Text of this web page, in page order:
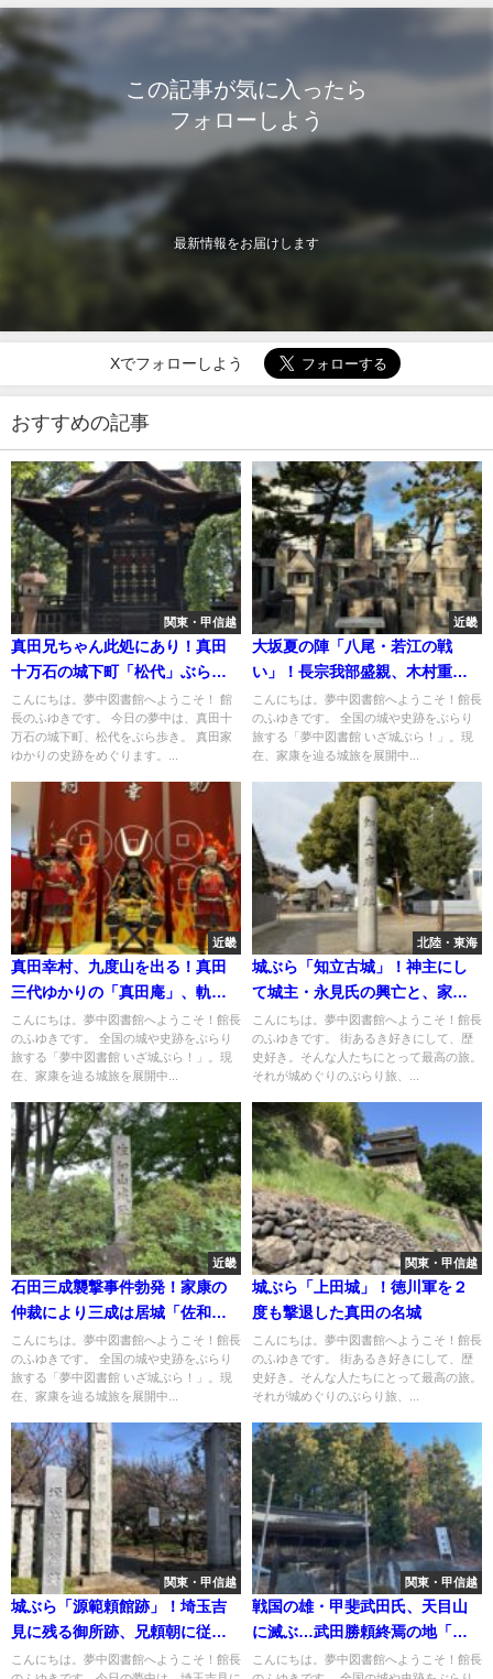
この記事が気に入ったら
フォローしよう
最新情報をお届けします
Xでフォローしよう
おすすめの記事
関東・甲信越
真田兄ちゃん此処にあり！真田
十万石の城下町「松代」ぶら歩
き
こんにちは。夢中図書館へようこそ！ 館
長のふゆきです。 今日の夢中は、真田十
万石の城下町、松代をぶら歩き。 真田家
ゆかりの史跡をめぐります。...
近畿
大坂夏の陣「八尾・若江の戦
い」！長宗我部盛親、木村重
成、最後の戦い跡へ
こんにちは。夢中図書館へようこそ！館長
のふゆきです。 全国の城や史跡をぶらり
旅する「夢中図書館 いざ城ぶら！」。現
在、家康を辿る城旅を展開中...
近畿
真田幸村、九度山を出る！真田
三代ゆかりの「真田庵」、軌跡
を辿る「九度山・真田ミュージ
アム」
こんにちは。夢中図書館へようこそ！館長
のふゆきです。 全国の城や史跡をぶらり
旅する「夢中図書館 いざ城ぶら！」。現
在、家康を辿る城旅を展開中...
北陸・東海
城ぶら「知立古城」！神主にし
て城主・永見氏の興亡と、家康
の側室「於万の方」ゆかりの地
こんにちは。夢中図書館へようこそ！館長
のふゆきです。 街あるき好きにして、歴
史好き。そんな人たちにとって最高の旅。
それが城めぐりのぶらり旅、...
近畿
石田三成襲撃事件勃発！家康の
仲裁により三成は居城「佐和山
城」へ…
こんにちは。夢中図書館へようこそ！館長
のふゆきです。 全国の城や史跡をぶらり
旅する「夢中図書館 いざ城ぶら！」。現
在、家康を辿る城旅を展開中...
関東・甲信越
城ぶら「上田城」！徳川軍を２
度も撃退した真田の名城
こんにちは。夢中図書館へようこそ！館長
のふゆきです。 街あるき好きにして、歴
史好き。そんな人たちにとって最高の旅。
それが城めぐりのぶらり旅、...
関東・甲信越
城ぶら「源範頼館跡」！埼玉吉
見に残る御所跡、兄頼朝に従順
を貫いた武将の悲運
こんにちは。夢中図書館へようこそ！館長
関東・甲信越
戦国の雄・甲斐武田氏、天目山
に滅ぶ…武田勝頼終焉の地「景
徳院」
こんにちは。夢中図書館へようこそ！館長